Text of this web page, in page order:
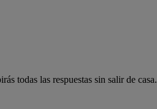
todas las respuestas sin salir de casa.